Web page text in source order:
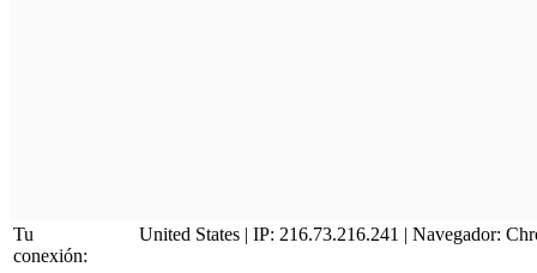
Tu
conexión:
United States | IP: 216.73.216.241 | Navegador: